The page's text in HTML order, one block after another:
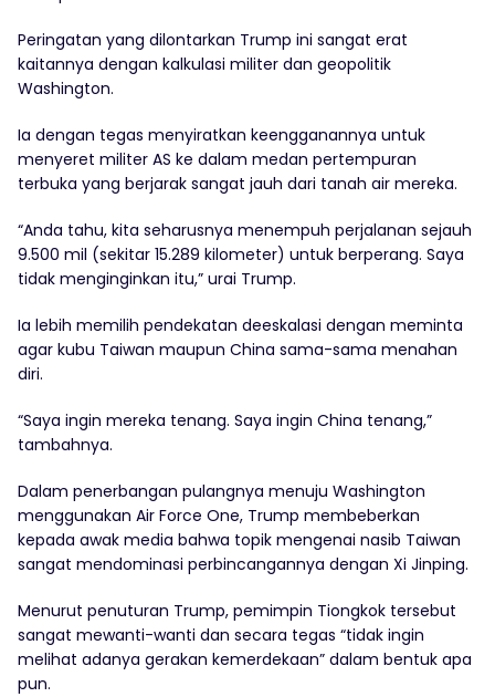
Peringatan yang dilontarkan Trump ini sangat erat
kaitannya dengan kalkulasi militer dan geopolitik
Washington.
Ia dengan tegas menyiratkan keengganannya untuk
menyeret militer AS ke dalam medan pertempuran
terbuka yang berjarak sangat jauh dari tanah air mereka.
“Anda tahu, kita seharusnya menempuh perjalanan sejauh
9.500 mil (sekitar 15.289 kilometer) untuk berperang. Saya
tidak menginginkan itu,” urai Trump.
Ia lebih memilih pendekatan deeskalasi dengan meminta
agar kubu Taiwan maupun China sama-sama menahan
diri.
“Saya ingin mereka tenang. Saya ingin China tenang,”
tambahnya.
Dalam penerbangan pulangnya menuju Washington
menggunakan Air Force One, Trump membeberkan
kepada awak media bahwa topik mengenai nasib Taiwan
sangat mendominasi perbincangannya dengan Xi Jinping.
Menurut penuturan Trump, pemimpin Tiongkok tersebut
sangat mewanti-wanti dan secara tegas “tidak ingin
melihat adanya gerakan kemerdekaan” dalam bentuk apa
pun.